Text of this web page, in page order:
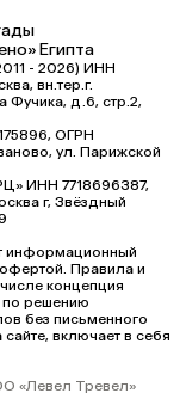
Египта
- 2026) ИНН
вн.тер.г.
Фучика, д.6, стр.2,
ОГРН
ул. Парижской
ИНН 7718696387,
г, Звёздный
информационный
Правила и
концепция
по решению
без письменного
включает в себя
«Левел Тревел»